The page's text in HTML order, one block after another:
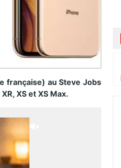
française) au Steve Jobs
XS et XS Max.